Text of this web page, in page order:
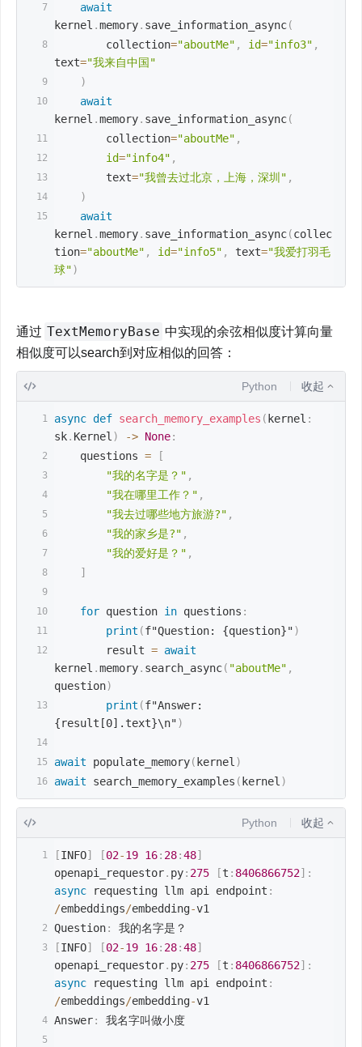
await
kernel .memory. save_information_async(
        collection
="aboutMe" , id="info3" ,
text="我来自中国"
)
await
kernel .memory. save_information_async(
        collection
="aboutMe" ,
id="info4" ,
        text
="我曾去过北京，上海，深圳" ,
)
await
kernel .memory. save_information_async(collec
tion="aboutMe" , id="info5" , text="我爱打羽毛
球")
通过 TextMemoryBase 中实现的余弦相似度计算向量
相似度可以search到对应相似的回答：
Python 收起
async def search_memory_examples ( kernel :
sk. Kernel ) -> None:
    questions
=
[
"我的名字是？" ,
"我在哪里工作？" ,
"我去过哪些地方旅游?" ,
"我的家乡是?" ,
"我的爱好是？" ,
]
for question in questions :
print (f"Question: {question}")
        result
= await
kernel .memory. search_async( "aboutMe" ,
question)
print (f"Answer:
{result[0].text}\n")
await populate_memory( kernel )
await search_memory_examples ( kernel )
Python 收起
[INFO] [02-19 16: 28:48]
openapi_requestor. py: 275 [t : 8406866752] :
async requesting llm api endpoint :
/embeddings/embedding-v1
Question:
我的名字是？
[INFO] [02-19 16: 28:48]
openapi_requestor. py: 275 [t : 8406866752] :
async requesting llm api endpoint :
/embeddings/embedding-v1
Answer: 我名字叫做小度